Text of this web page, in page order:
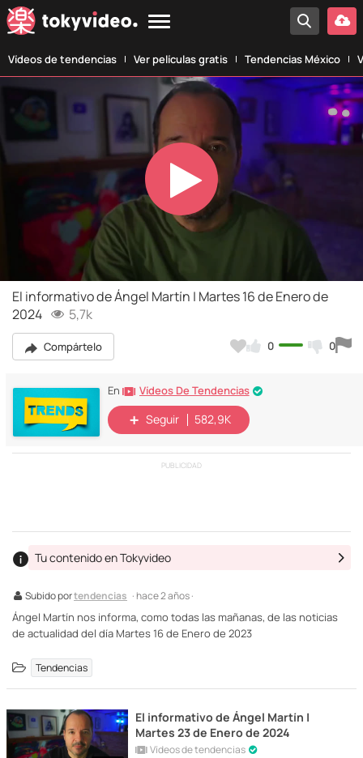
Vídeos de tendencias Ver películas gratis Tendencias México
Play
Video
El informativo de Ángel Martín | Martes 16 de Enero de
2024
5,7k
Compártelo 0 0
En Vídeos De Tendencias
Seguir 582,9K
PUBLICIDAD
Subido portendencias · hace 2 años ·
Tu contenido en Tokyvideo
Ángel Martín nos informa, como todas las mañanas, de las noticias
de actualidad del día Martes 16 de Enero de 2023
Tendencias
El informativo de Ángel Martín |
Martes 23 de Enero de 2024
Vídeos de tendencias